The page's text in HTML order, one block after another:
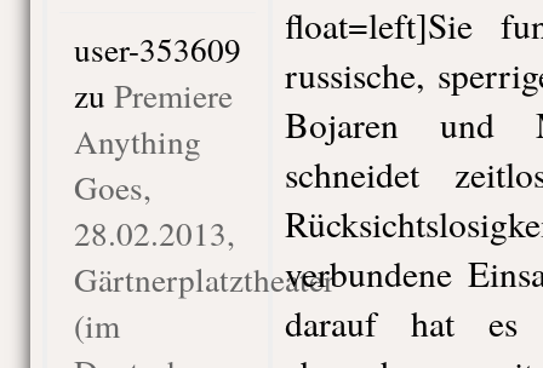
user-353609
zu Premiere
Anything
Goes,
28.02.2013,
Gärtnerplatztheater
(im
float=left]Sie
russische,
Bojaren und
schneidet
verbundene
darauf hat es